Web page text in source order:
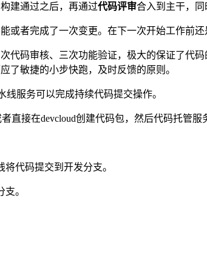
建通过之后，再通过代码评审合入到主干，同
或者完成了一次变更。在下一次开始工作前
码审核、三次功能验证，极大的保证了代
了敏捷的小步快跑，及时反馈的原则。
服务可以完成持续代码提交操作。
接在devcloud创建代码包，然后代码托管服
代码提交到开发分支。
。